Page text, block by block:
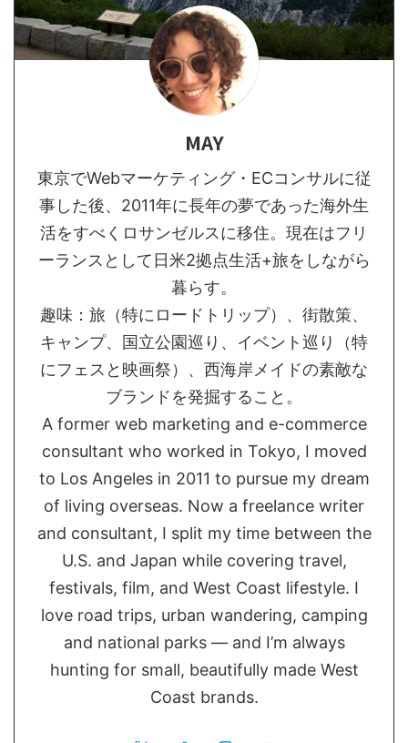
MAY
東京でWebマーケティング・ECコンサルに従
事した後、2011年に長年の夢であった海外生
活をすべくロサンゼルスに移住。現在はフリ
ーランスとして日米2拠点生活+旅をしながら
暮らす。
趣味：旅（特にロードトリップ）、街散策、
キャンプ、国立公園巡り、イベント巡り（特
にフェスと映画祭）、西海岸メイドの素敵な
ブランドを発掘すること。
A former web marketing and e-commerce
consultant who worked in Tokyo, I moved
to Los Angeles in 2011 to pursue my dream
of living overseas. Now a freelance writer
and consultant, I split my time between the
U.S. and Japan while covering travel,
festivals, film, and West Coast lifestyle. I
love road trips, urban wandering, camping
and national parks — and I’m always
hunting for small, beautifully made West
Coast brands.